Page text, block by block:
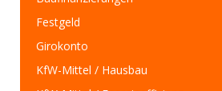
Festgeld
Girokonto
KfW-Mittel / Hausbau